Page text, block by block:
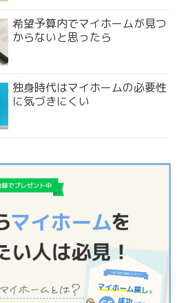
希望予算内でマイホームが見つ
からないと思ったら
独身時代はマイホームの必要性
に気づきにくい